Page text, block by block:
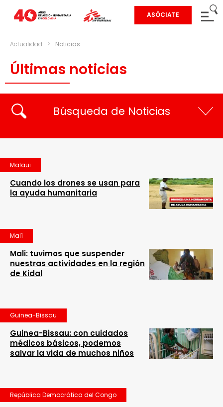
ASÓCIATE
Actualidad > Noticias
Últimas noticias
Búsqueda de Noticias
Malaui
Cuando los drones se usan para
la ayuda humanitaria
Malí
Mali: tuvimos que suspender
nuestras actividades en la región
de Kidal
Guinea-Bissau
Guinea-Bissau: con cuidados
médicos básicos, podemos
salvar la vida de muchos niños
República Democrática del Congo